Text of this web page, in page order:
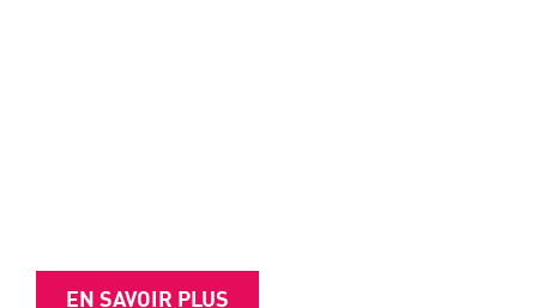
EN SAVOIR PLUS